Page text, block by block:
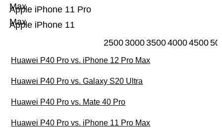
Apple iPhone 11
Apple iPhone 11 Pro
Max
Max
25003000350040004500
Huawei P40 Pro vs. iPhone 12 Pro Max
Huawei P40 Pro vs. Galaxy S20 Ultra
Huawei P40 Pro vs. Mate 40 Pro
Huawei P40 Pro vs. iPhone 11 Pro Max